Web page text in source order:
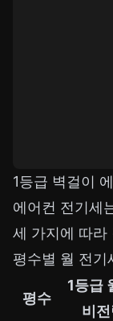
1등급 벽걸이
에어컨 전기세
세 가지에 따라
평수별 월 전
평수
1등급
비전